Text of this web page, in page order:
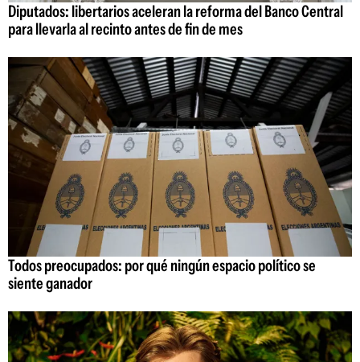
Diputados: libertarios aceleran la reforma del Banco Central
para llevarla al recinto antes de fin de mes
Todos preocupados: por qué ningún espacio político se
siente ganador